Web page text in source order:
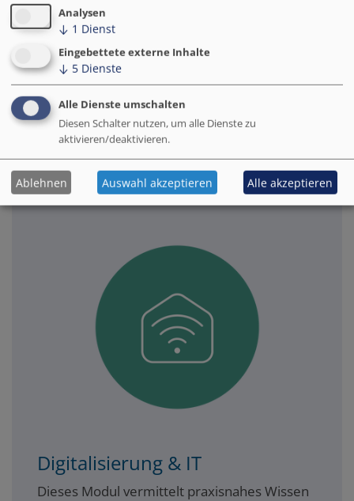
Smart City. Es zeigt, wie Kommunen den
digitalen Wandel strategisch und
wirtschaftlich nachhaltig gestalten, ohne
rechtliche Risiken einzugehen.
Zu den Modulen
Digitalisierung & IT
Dieses Modul vermittelt praxisnahes Wissen
Analysen
↓ 1 Dienst
Eingebettete externe Inhalte
↓ 5 Dienste
Alle Dienste umschalten
Diesen Schalter nutzen, um alle Dienste zu
aktivieren/deaktivieren.
Ablehnen Auswahl akzeptieren Alle akzeptieren